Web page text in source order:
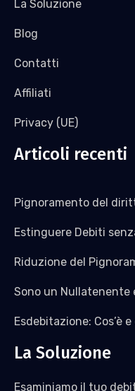
La Soluzione
Blog
Contatti
Affiliati
Privacy (UE)
Articoli recenti
Pignoramento del
Estinguere Debiti
Riduzione del
Sono un Nullatenente
Esdebitazione: Cos’è
La Soluzione
Esaminiamo il tuo